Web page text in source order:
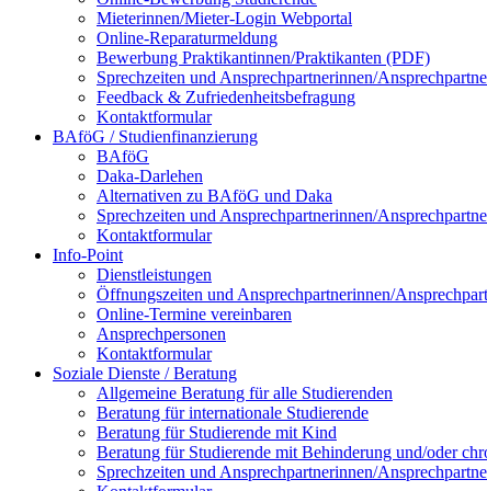
Mieterinnen/Mieter-Login Webportal
Online-Reparaturmeldung
Bewerbung Praktikantinnen/Praktikanten (PDF)
Sprechzeiten und Ansprechpartnerinnen/
Feedback & Zufriedenheitsbefragung
Kontaktformular
BAföG / Studienfinanzierung
BAföG
Daka-Darlehen
Alternativen zu BAföG und Daka
Sprechzeiten und Ansprechpartnerinnen/
Kontaktformular
Info-Point
Dienstleistungen
Öffnungszeiten und Ansprechpartnerinnen/
Online-Termine vereinbaren
Ansprechpersonen
Kontaktformular
Soziale Dienste / Beratung
Allgemeine Beratung für alle Studierenden
Beratung für internationale Studierende
Beratung für Studierende mit Kind
Beratung für Studierende mit Behinderung und/oder
Sprechzeiten und Ansprechpartnerinnen/